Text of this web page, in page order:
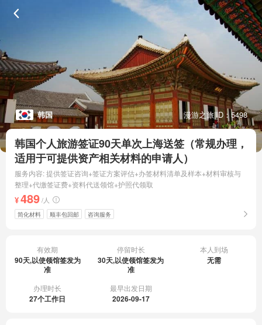
韩国 漫游之旅|ID：5498
韩国个人旅游签证90天单次上海送签（常规办理，
适用于可提供资产相关材料的申请人）
服务内容: 提供签证咨询+签证方案评估+办签材料清单及样本+材料审核与
整理+代缴签证费+资料代送领馆+护照代领取
¥489/人
简化材料 顺丰包回邮 咨询服务
有效期
90天,以使领馆签发为
准
停留时长
30天,以使领馆签发为
准
本人到场
无需
办理时长
27个工作日
最早出发日期
2026-09-17